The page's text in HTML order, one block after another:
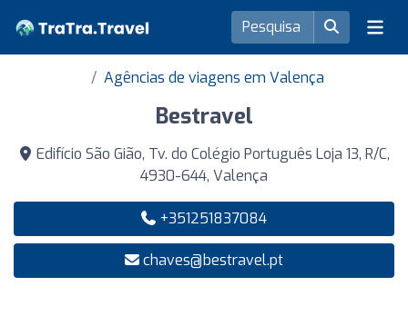
Agências de viagens em Valença
Bestravel
Edifício São Gião, Tv. do Colégio Português Loja 13, R/C,
4930-644, Valença
+351251837084
chaves@bestravel.pt